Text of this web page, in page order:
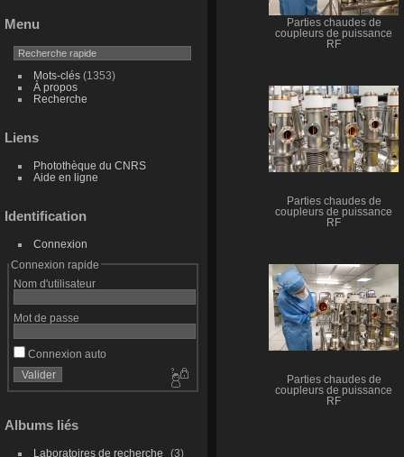
Menu
Mots-clés(1353)
À propos
Recherche
Liens
Photothèque du CNRS
Aide en ligne
Identification
Connexion
Connexion rapide
Nom d'utilisateur
Mot de passe
Connexion auto
Albums liés
Laboratoires de recherche
3
Parties chaudes de
coupleurs de puissance
RF
Parties chaudes de
coupleurs de puissance
RF
Parties chaudes de
coupleurs de puissance
RF